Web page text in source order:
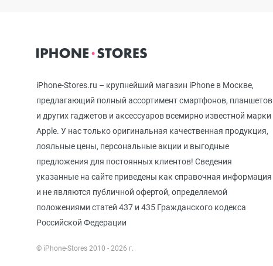
iPhone 11 Pro Max
iPhone 11 Pro
iPhone 11
iPhone XS Max
iPhone-Stores.ru – крупнейший магазин iPhone в Москве,
предлагающий полный ассортимент смартфонов, планшетов
и других гаджетов и аксессуаров всемирно известной марки
Apple. У нас только оригинальная качественная продукция,
лояльные цены, персональные акции и выгодные
предложения для постоянных клиентов! Сведения
указанные на сайте приведены как справочная информация
и не являются публичной офертой, определяемой
положениями статей 437 и 435 Гражданского кодекса
Российской Федерации
© iPhone-Stores 2010 - 2026 г.